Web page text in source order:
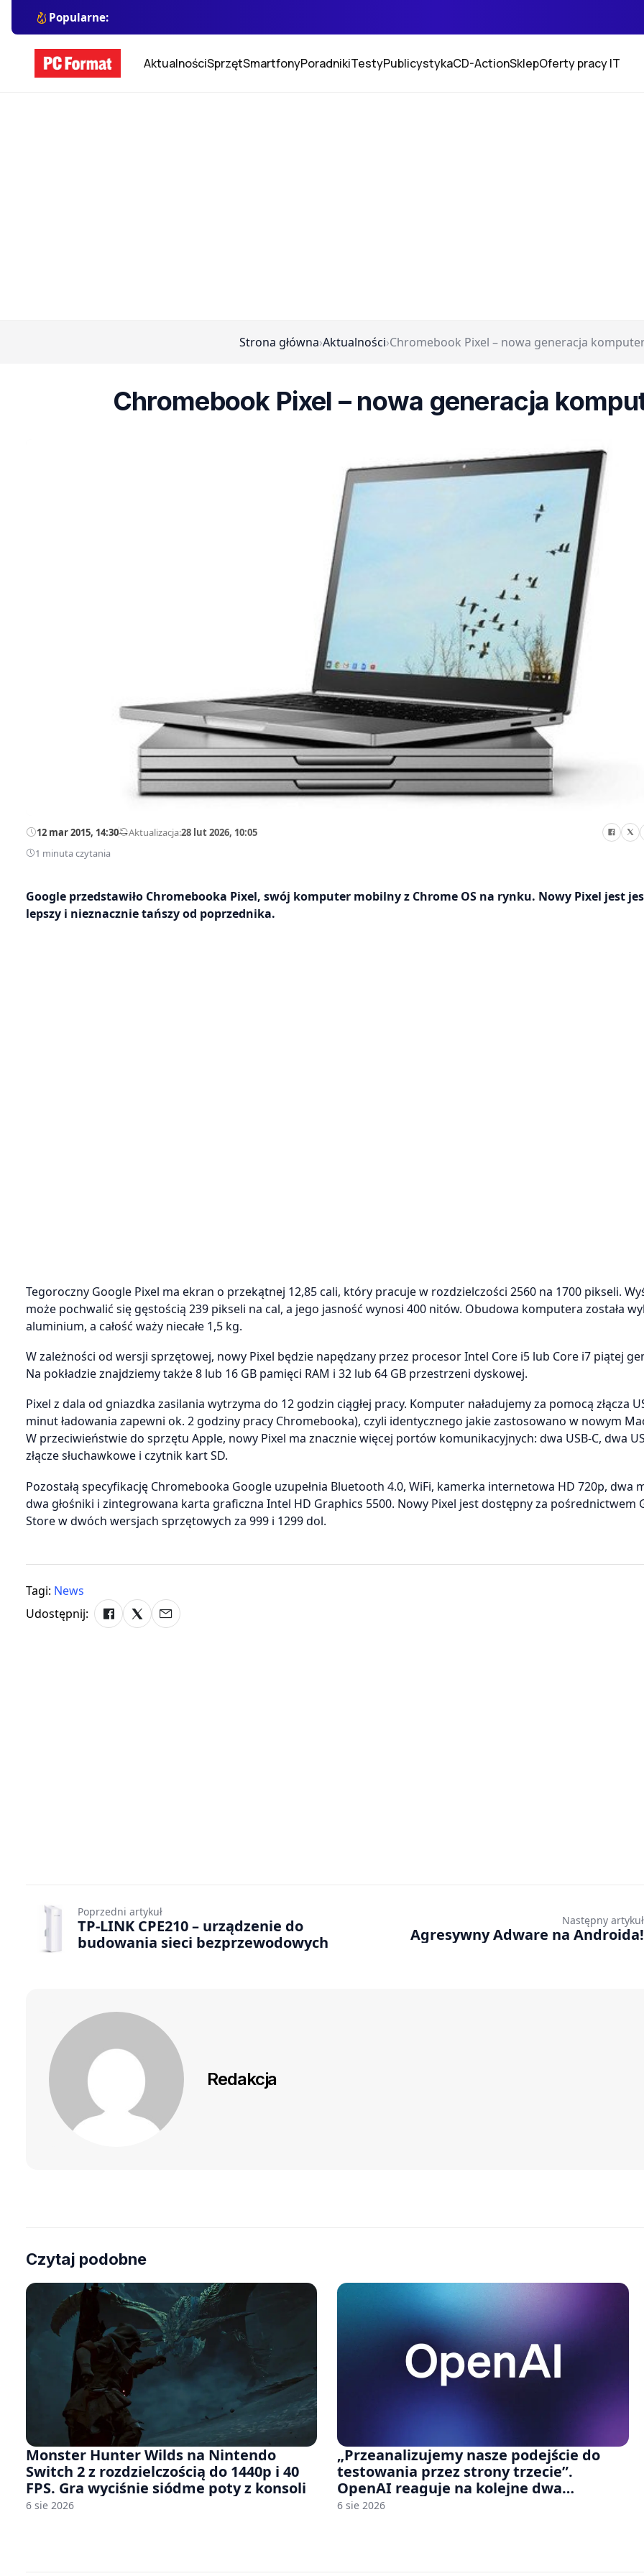
Popularne:
AktualnościSprzętSmartfonyPoradnikiTestyPublicystykaCD-ActionSklepOferty pracy IT
Strona główna›Aktualności›Chromebook Pixel – nowa generacja
Chromebook Pixel – nowa generacja
12 mar 2015, 14:30—Aktualizacja:28 lut 2026, 10:05
1 minuta czytania
​Google przedstawiło Chromebooka Pixel, swój komputer mobilny z Chrome OS na rynku. Nowy Pixel jest
lepszy i nieznacznie tańszy od poprzednika.
Tegoroczny Google Pixel ma ekran o przekątnej 12,85 cali, który pracuje w rozdzielczości 2560 na 1700 pikseli.
może pochwalić się gęstością 239 pikseli na cal, a jego jasność wynosi 400 nitów. Obudowa komputera została
aluminium, a całość waży niecałe 1,5 kg.
W zależności od wersji sprzętowej, nowy Pixel będzie napędzany przez procesor Intel Core i5 lub Core i7 piątej
Na pokładzie znajdziemy także 8 lub 16 GB pamięci RAM i 32 lub 64 GB przestrzeni dyskowej.
Pixel z dala od gniazdka zasilania wytrzyma do 12 godzin ciągłej pracy. Komputer naładujemy za pomocą złącza
minut ładowania zapewni ok. 2 godziny pracy Chromebooka), czyli identycznego jakie zastosowano w nowym
W przeciwieństwie do sprzętu Apple, nowy Pixel ma znacznie więcej portów komunikacyjnych: dwa USB-C, dwa
złącze słuchawkowe i czytnik kart SD.
Pozostałą specyfikację Chromebooka Google uzupełnia Bluetooth 4.0, WiFi, kamerka internetowa HD 720p, dwa
dwa głośniki i zintegrowana karta graficzna Intel HD Graphics 5500. Nowy Pixel jest dostępny za pośrednictwem
Store w dwóch wersjach sprzętowych za 999 i 1299 dol.
Tagi: News
Udostępnij:
Poprzedni artykuł
TP-LINK CPE210 – urządzenie do
budowania sieci bezprzewodowych
Następny artykuł
Agresywny Adware na Androida!
Redakcja
Czytaj podobne
Monster Hunter Wilds na Nintendo
Switch 2 z rozdzielczością do 1440p i 40
FPS. Gra wyciśnie siódme poty z konsoli
6 sie 2026
„Przeanalizujemy nasze podejście do
testowania przez strony trzecie”.
OpenAI reaguje na kolejne dwa
incydenty z udziałem autorskich modeli
6 sie 2026